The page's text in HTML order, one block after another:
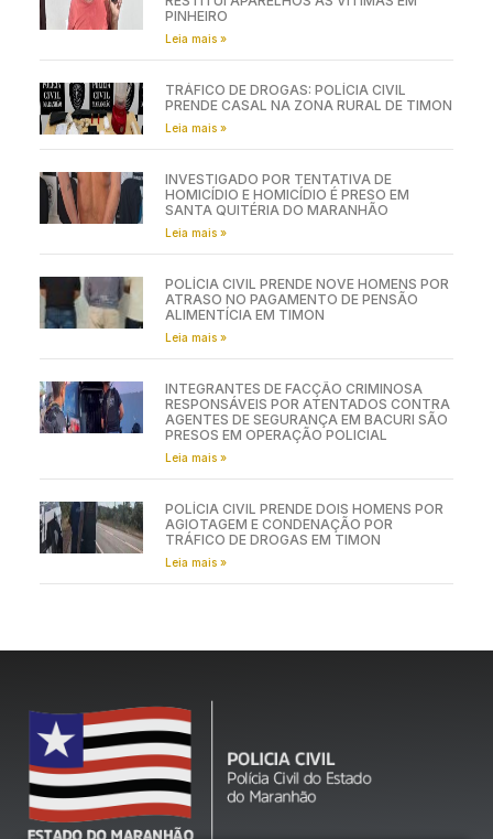
PINHEIRO
Leia mais »
TRÁFICO DE DROGAS: POLÍCIA CIVIL
PRENDE CASAL NA ZONA RURAL DE TIMON
Leia mais »
INVESTIGADO POR TENTATIVA DE
HOMICÍDIO E HOMICÍDIO É PRESO EM
SANTA QUITÉRIA DO MARANHÃO
Leia mais »
POLÍCIA CIVIL PRENDE NOVE HOMENS POR
ATRASO NO PAGAMENTO DE PENSÃO
ALIMENTÍCIA EM TIMON
Leia mais »
INTEGRANTES DE FACÇÃO CRIMINOSA
RESPONSÁVEIS POR ATENTADOS CONTRA
AGENTES DE SEGURANÇA EM BACURI SÃO
PRESOS EM OPERAÇÃO POLICIAL
Leia mais »
POLÍCIA CIVIL PRENDE DOIS HOMENS POR
AGIOTAGEM E CONDENAÇÃO POR
TRÁFICO DE DROGAS EM TIMON
Leia mais »